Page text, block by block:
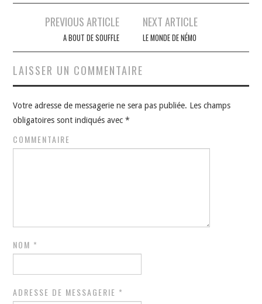
Navigation
articles
PREVIOUS ARTICLE
A BOUT DE SOUFFLE
NEXT ARTICLE
LE MONDE DE NÉMO
LAISSER UN COMMENTAIRE
Votre adresse de messagerie ne sera pas publiée. Les champs
obligatoires sont indiqués avec*
COMMENTAIRE
NOM *
ADRESSE DE MESSAGERIE *